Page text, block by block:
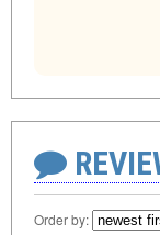
Order by: